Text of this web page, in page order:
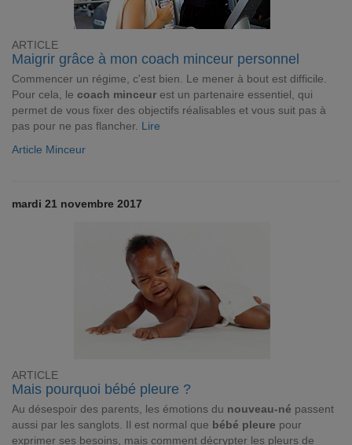
ARTICLE
Maigrir grâce à mon coach minceur personnel
Commencer un régime, c'est bien. Le mener à bout est difficile.
Pour cela, le coach minceur est un partenaire essentiel, qui
permet de vous fixer des objectifs réalisables et vous suit pas à
pas pour ne pas flancher. Lire
Article Minceur
mardi 21 novembre 2017
ARTICLE
Mais pourquoi bébé pleure ?
Au désespoir des parents, les émotions du nouveau-né passent
aussi par les sanglots. Il est normal que bébé pleure pour
exprimer ses besoins, mais comment décrypter les pleurs de